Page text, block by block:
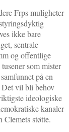
Frps muligheter
ikke bare
sentrale
og offentlige
som mister
på en
vil bli behov
ideologiske
kanaler
støtte.